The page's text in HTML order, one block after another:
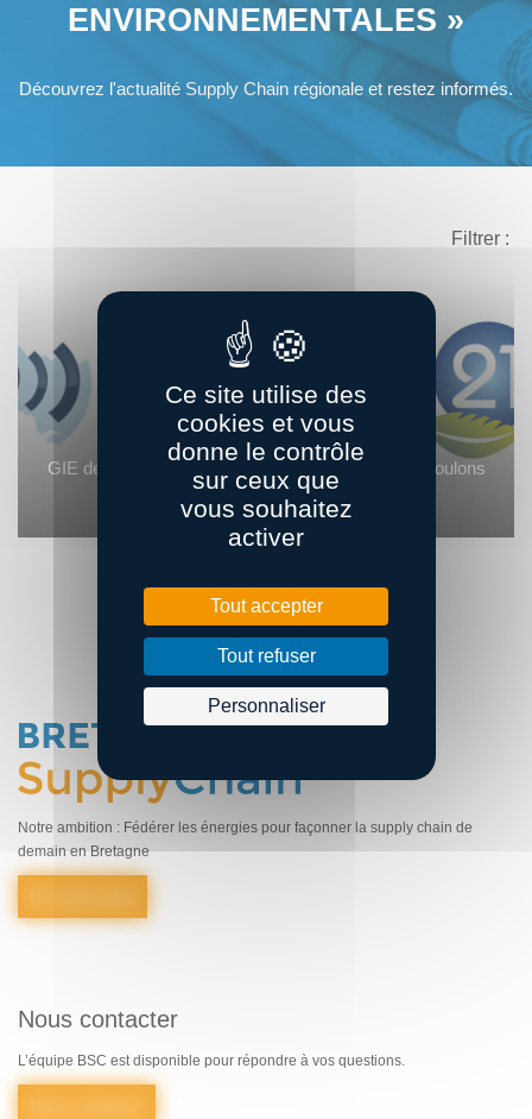
ENVIRONNEMENTALES »
Découvrez l'actualité Supply Chain régionale et restez informés.
Filtrer :
GIE des Chargeurs Pointe de Bretagne : « Nous voulons
aussi défendre nos valeurs...
Notre ambition : Fédérer les énergies pour façonner la supply chain de
demain en Bretagne
Nous contacter
L’équipe BSC est disponible pour répondre à vos questions.
Ce site utilise des
cookies et vous
donne le contrôle
sur ceux que
vous souhaitez
activer
Tout accepter
Tout refuser
Personnaliser